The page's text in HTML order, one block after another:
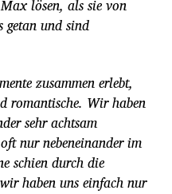
lösen, als sie von
getan und sind
zusammen erlebt,
romantische. Wir haben
sehr achtsam
nur nebeneinander im
schien durch die
haben uns einfach nur